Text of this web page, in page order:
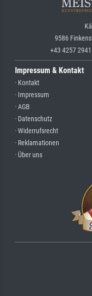
9586
+43 4257
Impressum & Kontakt
· Kontakt
· Impressum
· AGB
· Datenschutz
· Widerrufsrecht
· Reklamationen
· Über uns